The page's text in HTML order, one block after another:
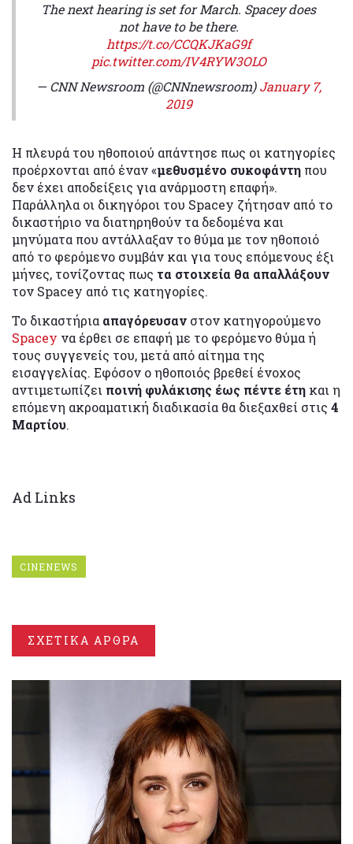
The next hearing is set for March. Spacey does
not have to be there.
https://t.co/CCQKJKaG9f
pic.twitter.com/IV4RYW3OLO
— CNN Newsroom (@CNNnewsroom)January 7,
2019
Η πλευρά του ηθοποιού απάντησε πως οι κατηγορίες
προέρχονται από έναν «μεθυσμένο συκοφάντη που
δεν έχει αποδείξεις για ανάρμοστη επαφή».
Παράλληλα οι δικηγόροι του Spacey ζήτησαν από το
δικαστήριο να διατηρηθούν τα δεδομένα και
μηνύματα που αντάλλαξαν το θύμα με τον ηθοποιό
από το φερόμενο συμβάν και για τους επόμενους έξι
μήνες, τονίζοντας πως τα στοιχεία θα απαλλάξουν
τον Spacey από τις κατηγορίες.
Το δικαστήρια απαγόρευσαν στον κατηγορούμενο
Spacey να έρθει σε επαφή με το φερόμενο θύμα ή
τους συγγενείς του, μετά από αίτημα της
εισαγγελίας. Εφόσον ο ηθοποιός βρεθεί ένοχος
αντιμετωπίζει ποινή φυλάκισης έως πέντε έτη και η
επόμενη ακροαματική διαδικασία θα διεξαχθεί στις 4
Μαρτίου.
Ad Links
CINENEWS
ΣΧΕΤΙΚΑ ΑΡΘΡΑ